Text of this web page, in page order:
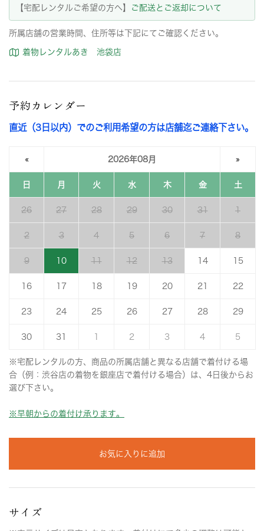
【宅配レンタルご希望の方へ】
ご配送とご返却について
所属店舗の営業時間、住所等は下記にてご確認ください。
着物レンタルあき 池袋店
予約カレンダー
直近（3日以内）でのご利用希望の方は店舗迄ご連絡下さい。
« 2026年08月 »
日 月 火 水 木 金 土
26 27 28 29 30 31 1
2 3 4 5 6 7 8
9 10 11 12 13 14 15
16 17 18 19 20 21 22
23 24 25 26 27 28 29
30 31 1 2 3 4 5
※宅配レンタルの方、商品の所属店舗と異なる店舗で着付ける場
合（例：渋谷店の着物を銀座店で着付ける場合）は、4日後からお
選び下さい。
※早朝からの着付け承ります。
お気に入りに追加
サイズ